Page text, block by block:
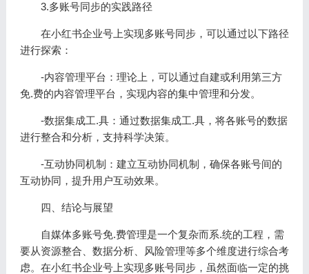
3.多账号同步的实践路径
在小红书企业号上实现多账号同步，可以通过以下路径
进行探索：
-内容管理平台：理论上，可以通过自建或利用第三方
免.费的内容管理平台，实现内容的集中管理和分发。
-数据集成工.具：通过数据集成工.具，将各账号的数据
进行整合和分析，支持科学决策。
-互动协同机制：建立互动协同机制，确保各账号间的
互动协同，提升用户互动效果。
四、结论与展望
自媒体多账号免.费管理是一个复杂而系.统的工程，需
要从资源整合、数据分析、风险管理等多个维度进行综合考
虑。在小红书企业号上实现多账号同步，虽然面临一定的挑